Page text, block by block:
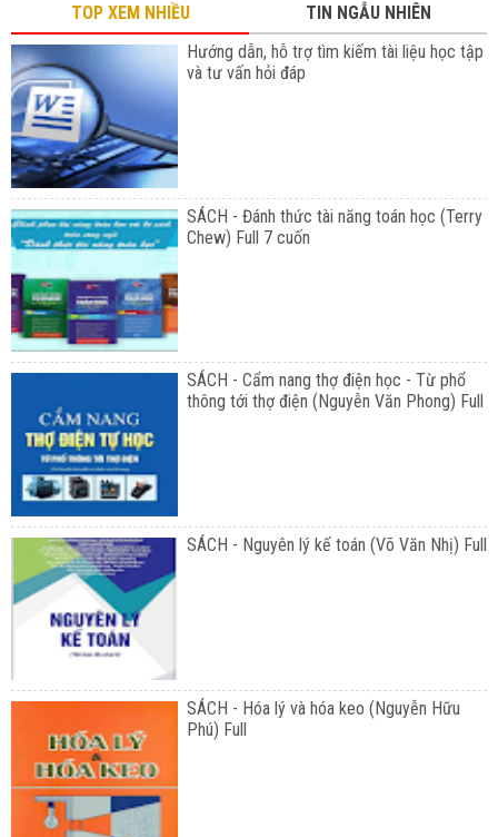
TOP XEM NHIỀU
TIN NGẪU NHIÊN
Hướng dẫn, hỗ trợ tìm kiếm tài liệu học tập
và tư vấn hỏi đáp
SÁCH - Đánh thức tài năng toán học (Terry
Chew) Full 7 cuốn
SÁCH - Cẩm nang thợ điện học - Từ phổ
thông tới thợ điện (Nguyễn Văn Phong) Full
SÁCH - Nguyên lý kế toán (Võ Văn Nhị) Full
SÁCH - Hóa lý và hóa keo (Nguyễn Hữu
Phú) Full